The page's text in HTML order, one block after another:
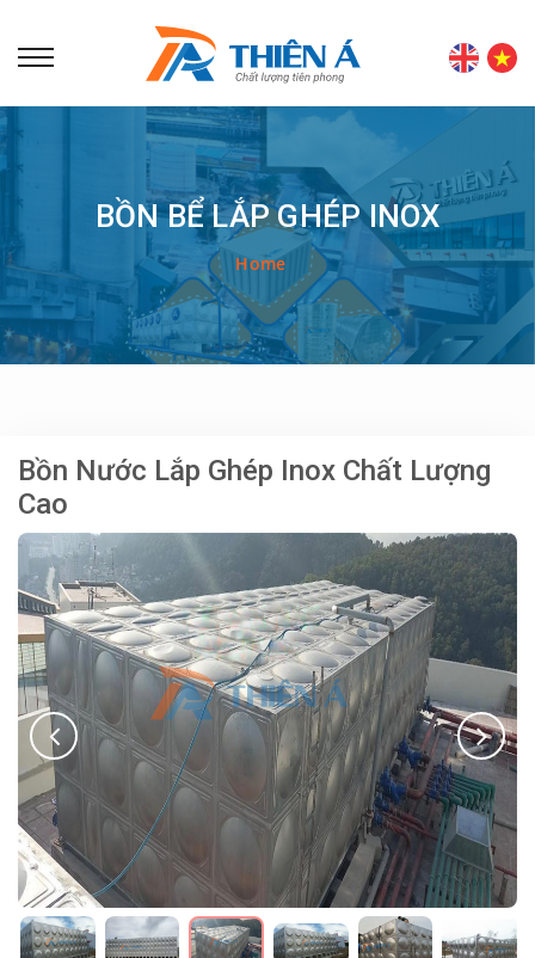
BỒN BỂ LẮP GHÉP INOX
Home
Bồn Nước Lắp Ghép Inox Chất Lượng
Cao